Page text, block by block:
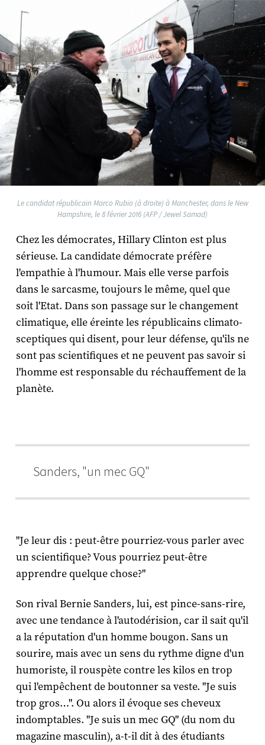
Le candidat républicain Marco Rubio (à droite) à Manchester, dans le New
Hampshire, le 8 février 2016 (AFP / Jewel Samad)
Chez les démocrates, Hillary Clinton est plus
sérieuse. La candidate démocrate préfère
l'empathie à l'humour. Mais elle verse parfois
dans le sarcasme, toujours le même, quel que
soit l'Etat. Dans son passage sur le changement
climatique, elle éreinte les républicains climato-
sceptiques qui disent, pour leur défense, qu'ils ne
sont pas scientifiques et ne peuvent pas savoir si
l'homme est responsable du réchauffement de la
planète.
Sanders, "un mec GQ"
"Je leur dis : peut-être pourriez-vous parler avec
un scientifique? Vous pourriez peut-être
apprendre quelque chose?"
Son rival Bernie Sanders, lui, est pince-sans-rire,
avec une tendance à l'autodérision, car il sait qu'il
a la réputation d'un homme bougon. Sans un
sourire, mais avec un sens du rythme digne d'un
humoriste, il rouspète contre les kilos en trop
qui l'empêchent de boutonner sa veste. "Je suis
trop gros…". Ou alors il évoque ses cheveux
indomptables. "Je suis un mec GQ" (du nom du
magazine masculin), a-t-il dit à des étudiants